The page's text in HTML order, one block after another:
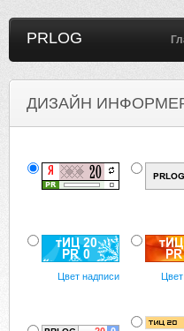
PRLOG
ДИЗАЙН
Цвет надписи